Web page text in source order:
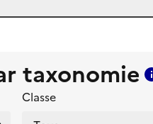
taxonomie
Classe